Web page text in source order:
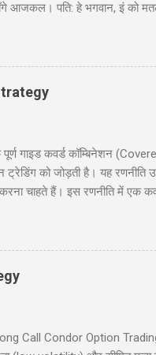
आजकल। पति: हे भगवान, इं को
के कठे जा री से? लुगाई-
के निरीक्षण के लिए कुछ
: ‘विश्राम’। सब वैस...
गाइड कवर्ड कॉम्बिनेशन
को जोड़ती है। यह रणनीति
चाहते हैं। इस रणनीति में एक
उपयोगी होगी, जो सूचित
(Introduction) 2. कवर्ड
Call Condor Option